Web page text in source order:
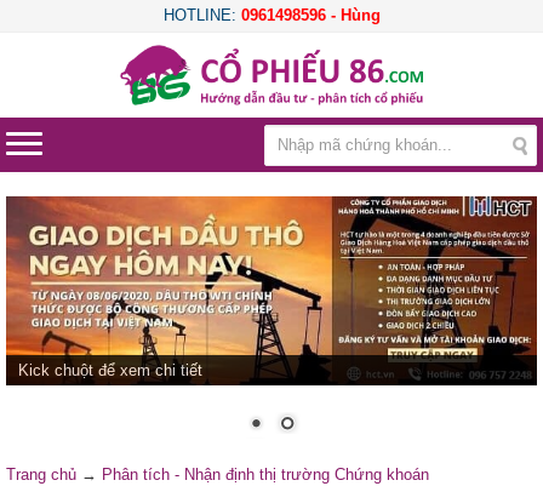
HOTLINE: 0961498596 - Hùng
Kick chuột để xem chi tiết
Trang chủ → Phân tích - Nhận định thị trường Chứng khoán